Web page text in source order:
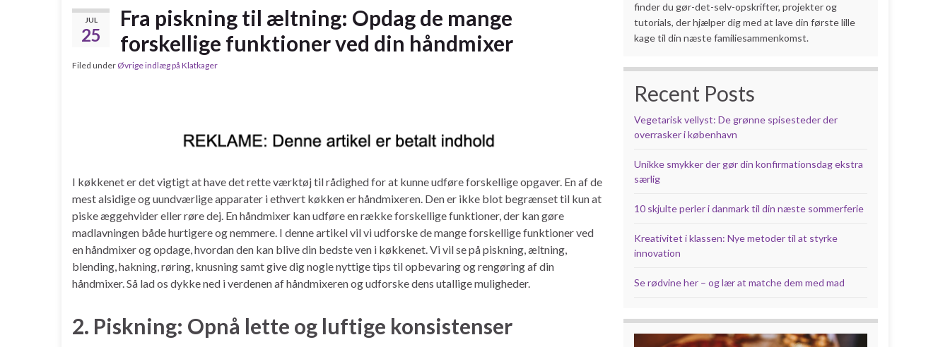
JUL
25
Fra piskning til æltning: Opdag de mange
forskellige funktioner ved din håndmixer
Filed under Øvrige indlæg på Klatkager
I køkkenet er det vigtigt at have det rette værktøj til rådighed for at kunne udføre forskellige opgaver. En af de
mest alsidige og uundværlige apparater i ethvert køkken er håndmixeren. Den er ikke blot begrænset til kun at
piske æggehvider eller røre dej. En håndmixer kan udføre en række forskellige funktioner, der kan gøre
madlavningen både hurtigere og nemmere. I denne artikel vil vi udforske de mange forskellige funktioner ved
en håndmixer og opdage, hvordan den kan blive din bedste ven i køkkenet. Vi vil se på piskning, æltning,
blending, hakning, røring, knusning samt give dig nogle nyttige tips til opbevaring og rengøring af din
håndmixer. Så lad os dykke ned i verdenen af håndmixeren og udforske dens utallige muligheder.
2. Piskning: Opnå lette og luftige konsistenser
finder du gør-det-selv-opskrifter, projekter og
tutorials, der hjælper dig med at lave din første lille
kage til din næste familiesammenkomst.
Recent Posts
Vegetarisk vellyst: De grønne spisesteder der
overrasker i københavn
Unikke smykker der gør din konfirmationsdag ekstra
særlig
10 skjulte perler i danmark til din næste sommerferie
Kreativitet i klassen: Nye metoder til at styrke
innovation
Se rødvine her – og lær at matche dem med mad